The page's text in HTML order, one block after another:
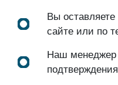
Вы
сайте или по
Наш менеджер